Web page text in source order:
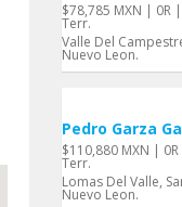
$78,785 MXN |
Terr.
Valle Del
Nuevo Leon.
Pedro Garza
$110,880 MXN |
Terr.
Lomas Del Valle,
Nuevo Leon.